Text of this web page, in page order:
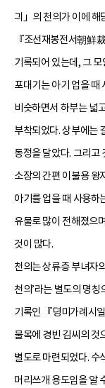
긔」의 천의가 이에 해
『조선재봉전서朝鮮
기록되어 있는데, 그
포대기는 아기 업을 때
비슷하면서 하부는 넓
부착되었다. 상부에는
동정을 달았다. 그리고
소장의 간편 이불용 왕
아기를 업을 때 사용하
유물로 많이 전해졌으
것이 많다.
천의는 상류층 부녀자
천의’라는 별도의 명
기록인 『뎡미가례시
물목에 경빈 김씨의 것
별도로 마련되었다. 수
머리쓰개 용도임을 알